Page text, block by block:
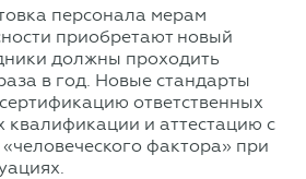
персонала мерам
приобретают новый
должны проходить
в год. Новые стандарты
ответственных
и аттестацию с
фактора» при